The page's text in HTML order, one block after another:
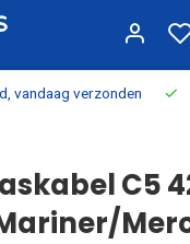
vandaag verzonden
C5